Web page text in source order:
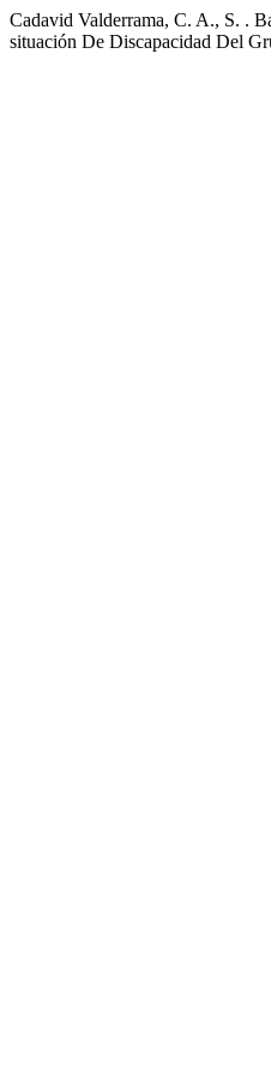
Cadavid Valderrama, C. A., S. .
situación De Discapacidad Del